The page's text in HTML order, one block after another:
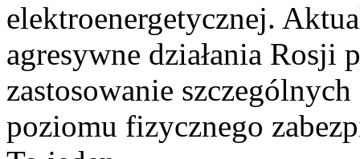
elektroenergetycznej.
agresywne działania Rosji
zastosowanie
poziomu fizycznego